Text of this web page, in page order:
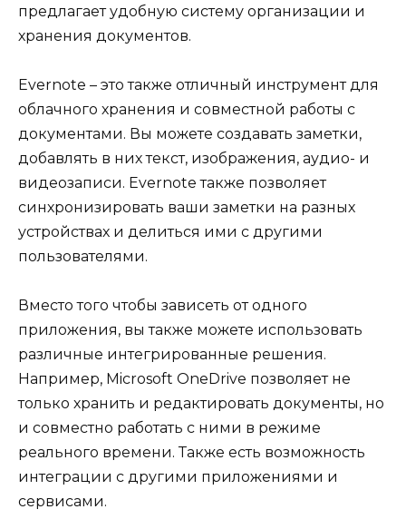
предлагает удобную систему организации и
хранения документов.
Evernote – это также отличный инструмент для
облачного хранения и совместной работы с
документами. Вы можете создавать заметки,
добавлять в них текст, изображения, аудио- и
видеозаписи. Evernote также позволяет
синхронизировать ваши заметки на разных
устройствах и делиться ими с другими
пользователями.
Вместо того чтобы зависеть от одного
приложения, вы также можете использовать
различные интегрированные решения.
Например, Microsoft OneDrive позволяет не
только хранить и редактировать документы, но
и совместно работать с ними в режиме
реального времени. Также есть возможность
интеграции с другими приложениями и
сервисами.